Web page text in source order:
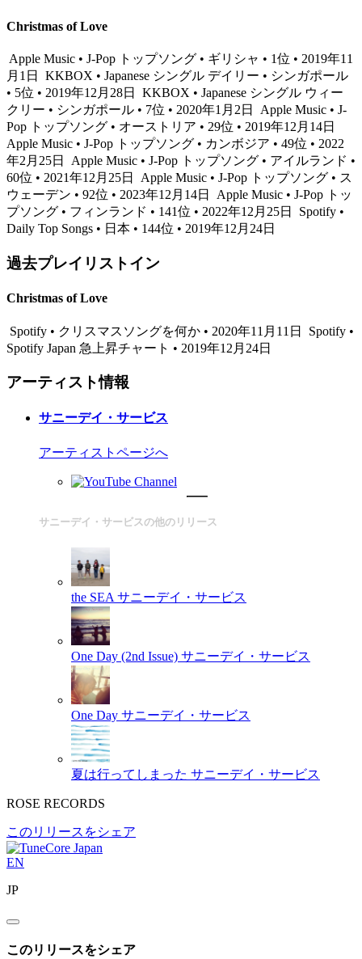
Christmas of Love
Apple Music • J-Pop トップソング • ギリシャ • 1位 • 2019年11
月1日
KKBOX • Japanese シングル デイリー • シンガポール
• 5位 • 2019年12月28日
KKBOX • Japanese シングル ウィー
クリー • シンガポール • 7位 • 2020年1月2日
Apple Music • J-
Pop トップソング • オーストリア • 29位 • 2019年12月14日
Apple Music • J-Pop トップソング • カンボジア • 49位 • 2022
年2月25日
Apple Music • J-Pop トップソング • アイルランド •
60位 • 2021年12月25日
Apple Music • J-Pop トップソング • ス
ウェーデン • 92位 • 2023年12月14日
Apple Music • J-Pop トッ
プソング • フィンランド • 141位 • 2022年12月25日
Spotify •
Daily Top Songs • 日本 • 144位 • 2019年12月24日
過去プレイリストイン
Christmas of Love
Spotify • クリスマスソングを何か • 2020年11月11日
Spotify •
Spotify Japan 急上昇チャート • 2019年12月24日
アーティスト情報
サニーデイ・サービス
アーティストページへ
サニーデイ・サービスの他のリリース
the SEA サニーデイ・サービス
One Day (2nd Issue) サニーデイ・サービス
One Day サニーデイ・サービス
夏は行ってしまった サニーデイ・サービス
ROSE RECORDS
このリリースをシェア
EN
JP
このリリースをシェア